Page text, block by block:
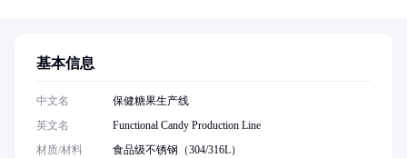
基本信息
中文名
保健糖果生产线
英文名
Functional Candy Production Line
材质/材料
食品级不锈钢（304/316L）